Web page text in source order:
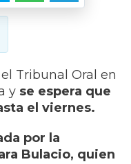
Tribunal Oral en
y se espera que
el viernes.
por la
Bulacio, quien